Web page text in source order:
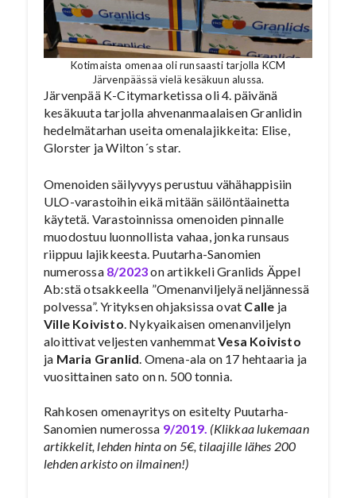
Kotimaista omenaa oli runsaasti tarjolla KCM
Järvenpäässä vielä kesäkuun alussa.
Järvenpää K-Citymarketissa oli 4. päivänä
kesäkuuta tarjolla ahvenanmaalaisen Granlidin
hedelmätarhan useita omenalajikkeita: Elise,
Glorster ja Wilton´s star.
Omenoiden säilyvyys perustuu vähähappisiin
ULO-varastoihin eikä mitään säilöntäainetta
käytetä. Varastoinnissa omenoiden pinnalle
muodostuu luonnollista vahaa, jonka runsaus
riippuu lajikkeesta. Puutarha-Sanomien
numerossa8/2023on artikkeli Granlids Äppel
Ab:stä otsakkeella ”Omenanviljelyä neljännessä
polvessa”. Yrityksen ohjaksissa ovat Calle ja
Ville Koivisto. Nykyaikaisen omenanviljelyn
aloittivat veljesten vanhemmatVesa Koivisto
ja Maria Granlid. Omena-ala on 17 hehtaaria ja
vuosittainen sato on n. 500 tonnia.
Rahkosen omenayritys on esitelty Puutarha-
Sanomien numerossa 9/2019. (Klikkaa lukemaan
artikkelit, lehden hinta on 5€, tilaajille lähes 200
lehden arkisto on ilmainen!)